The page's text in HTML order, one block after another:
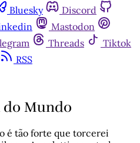
Bluesky
Discord
Mastodon
Threads
Tiktok
RSS
do Mundo
é tão forte que torcerei